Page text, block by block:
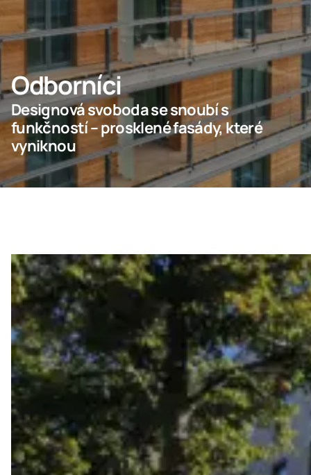
Domů
Lumon Group
KONTAKTUJTE NÁS
Odborníci
Designová svoboda se snoubí s
funkčností – prosklené fasády, které
vyniknou